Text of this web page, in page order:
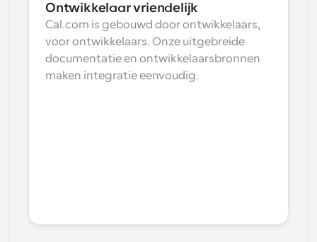
Ontwikkelaar vriendelijk
Cal.com is gebouwd door ontwikkelaars,
voor ontwikkelaars. Onze uitgebreide
documentatie en ontwikkelaarsbronnen
maken integratie eenvoudig.